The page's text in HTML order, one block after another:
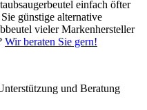
einfach öfter
günstige alternative
vieler Markenhersteller
Wir beraten Sie gern!
und Beratung